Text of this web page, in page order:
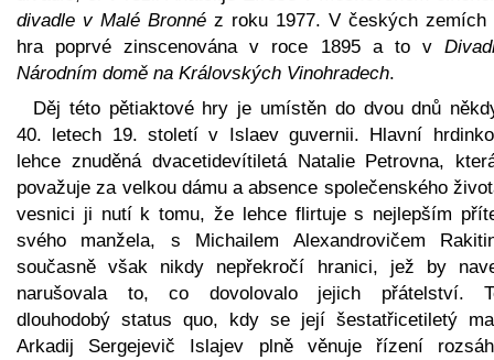
divadle v Malé Bronné z roku 1977. V českých zemích
hra poprvé zinscenována v roce 1895 a to v
Národním domě na Královských Vinohradech.
Děj této pětiaktové hry je umístěn do dvou dnů
40. letech 19. století v Islaev guvernii. Hlavní
lehce znuděná dvacetidevítiletá Natalie Petrovna,
považuje za velkou dámu a absence společenského
vesnici ji nutí k tomu, že lehce flirtuje s nejlepším
svého manžela, s Michailem Alexandrovičem
současně však nikdy nepřekročí hranici, jež by
narušovala to, co dovolovalo jejich přátelství.
dlouhodobý status quo, kdy se její šestatřicetiletý
Arkadij Sergejevič Islajev plně věnuje řízení